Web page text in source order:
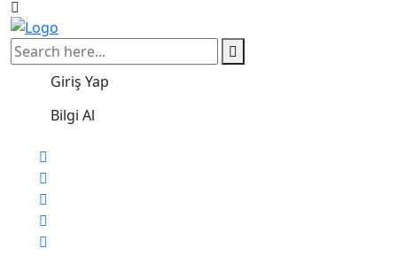
Giriş Yap
Bilgi Al